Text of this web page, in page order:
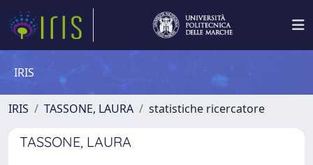
IRIS
IRIS TASSONE, LAURA statistiche ricercatore
TASSONE, LAURA